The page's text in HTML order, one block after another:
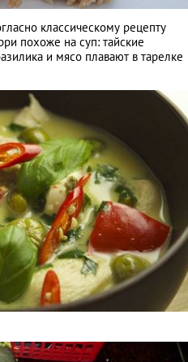
классическому рецепту
похоже на суп: тайские
и мясо плавают в тарелке